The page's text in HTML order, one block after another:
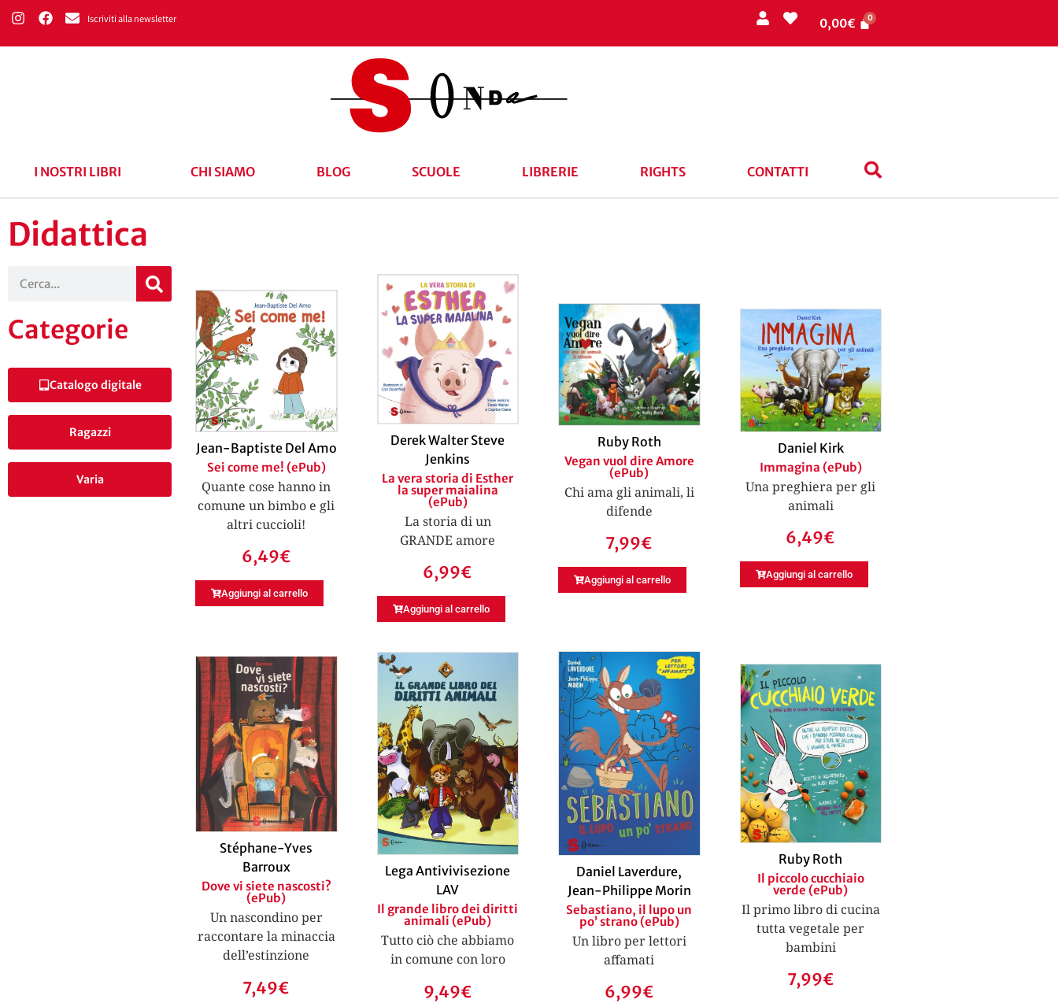
Iscriviti alla newsletter 0,00€
I NOSTRI LIBRI CHI SIAMO BLOG SCUOLE LIBRERIE RIGHTS CONTATTI
Didattica
Categorie
Catalogo digitale
Ragazzi
Varia
Jean-Baptiste Del Amo
Sei come me! (ePub)
Quante cose hanno in
comune un bimbo e gli
altri cuccioli!
6,49€
Aggiungi al carrello
Derek Walter Steve
Jenkins
La vera storia di Esther
la super maialina
(ePub)
La storia di un
GRANDE amore
6,99€
Aggiungi al carrello
Ruby Roth
Vegan vuol dire Amore
(ePub)
Chi ama gli animali, li
difende
7,99€
Aggiungi al carrello
Daniel Kirk
Immagina (ePub)
Una preghiera per gli
animali
6,49€
Aggiungi al carrello
Stéphane-Yves
Barroux
Dove vi siete nascosti?
(ePub)
Un nascondino per
raccontare la minaccia
dell’estinzione
7,49€
Lega Antivivisezione
LAV
Il grande libro dei diritti
animali (ePub)
Tutto ciò che abbiamo
in comune con loro
9,49€
Daniel Laverdure,
Jean-Philippe Morin
Sebastiano, il lupo un
po’ strano (ePub)
Un libro per lettori
affamati
6,99€
Ruby Roth
Il piccolo cucchiaio
verde (ePub)
Il primo libro di cucina
tutta vegetale per
bambini
7,99€